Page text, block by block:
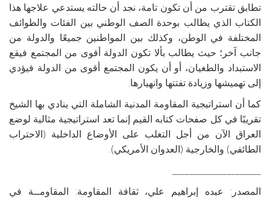
تطابق تقترب من أن تكون تامة، نجد أن حالته يستدعي علاجها هذا
الكتاب الذي يطالب بوحدة الصف الوطني بين الفئات والطوائف
المختلفة في الوطن، وكذلك بين المواطنين جميعًا والدولة من
جانب آخر؛ حيث يطالب بألا تكون الدولة أقوى من المجتمع فيقع
الاستبداد والطغيان، أو أن يكون المجتمع أقوى من الدولة فيؤدي
إلى تهميشها وزيادة تفتتها وانهيارها.
كما أن استراتيجية المقاومة المدنية الشاملة التي ينادي بها الشيخ
تقريبًا في كل صفحات كتابه القيم إنما تعد استراتيجية مثالية لوضع
العراق الآن من أجل التغلب على الأوضاع الداخلية (الاحتراب
الطائفي) والخارجية (العدوان الأمريكي).
المصدر: عبده إبراهيم علي، ثقافة المقاومة: المقاومــة في